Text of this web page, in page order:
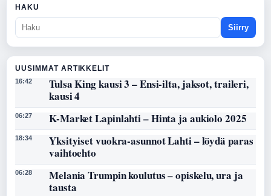
HAKU
Siirry
UUSIMMAT ARTIKKELIT
16:42
Tulsa King kausi 3 – Ensi-ilta, jaksot, traileri,
kausi 4
06:27 K-Market Lapinlahti – Hinta ja aukiolo 2025
18:34
Yksityiset vuokra-asunnot Lahti – löydä paras
vaihtoehto
06:28
Melania Trumpin koulutus – opiskelu, ura ja
tausta